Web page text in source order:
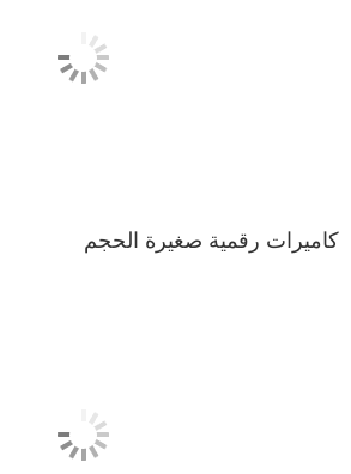
كاميرات رقمية صغيرة الحجم